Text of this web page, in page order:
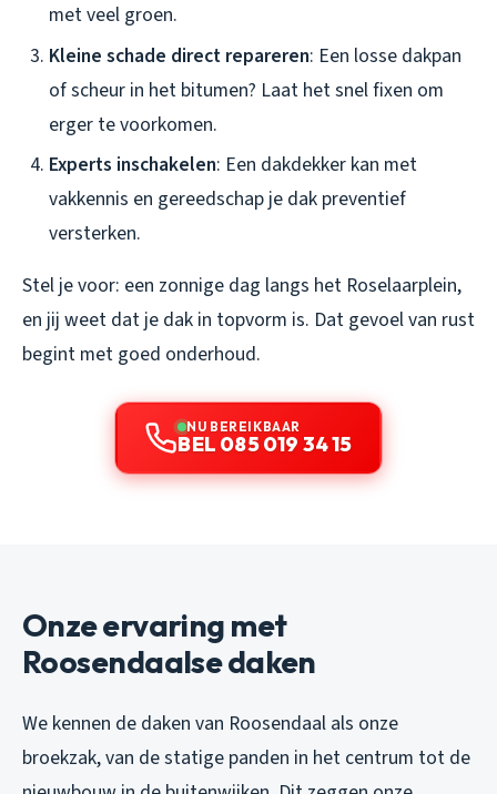
met veel groen.
Kleine schade direct repareren: Een losse dakpan
of scheur in het bitumen? Laat het snel fixen om
erger te voorkomen.
Experts inschakelen: Een dakdekker kan met
vakkennis en gereedschap je dak preventief
versterken.
Stel je voor: een zonnige dag langs het Roselaarplein,
en jij weet dat je dak in topvorm is. Dat gevoel van rust
begint met goed onderhoud.
NU BEREIKBAAR
BEL 085 019 34 15
Onze ervaring met
Roosendaalse daken
We kennen de daken van Roosendaal als onze
broekzak, van de statige panden in het centrum tot de